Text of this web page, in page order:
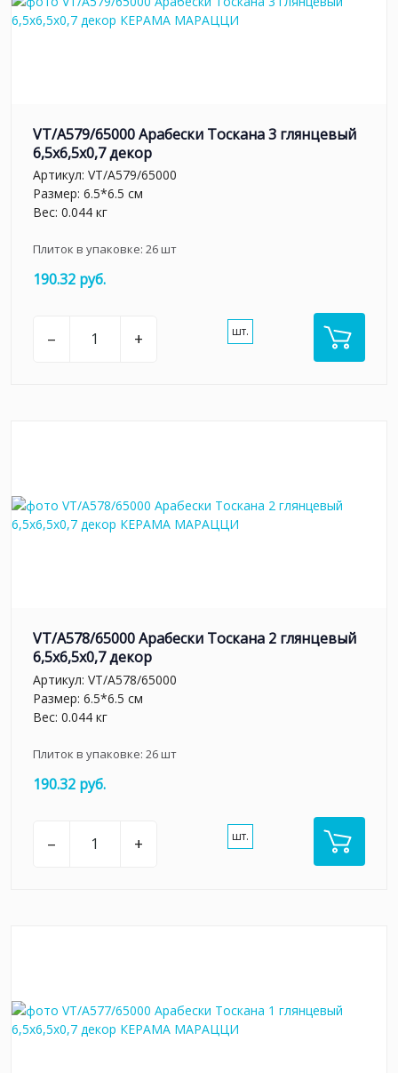
VT/A579/65000 Арабески Тоскана 3 глянцевый
6,5x6,5x0,7 декор
Артикул: VT/A579/65000
Размер: 6.5*6.5 см
Вес: 0.044 кг
Плиток в упаковке: 26шт
190.32 руб.
– + шт.
VT/A578/65000 Арабески Тоскана 2 глянцевый
6,5x6,5x0,7 декор
Артикул: VT/A578/65000
Размер: 6.5*6.5 см
Вес: 0.044 кг
Плиток в упаковке: 26шт
190.32 руб.
– + шт.